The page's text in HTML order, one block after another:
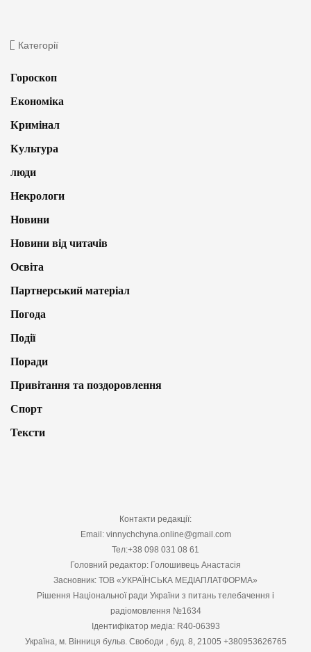
Категорії
Гороскоп
Економіка
Кримінал
Культура
люди
Некрологи
Новини
Новини від читачів
Освіта
Партнерський матеріал
Погода
Події
Поради
Привітання та поздоровлення
Спорт
Тексти
Контакти редакції:
Email: vinnychchyna.online@gmail.com
Тел:+38 098 031 08 61
Головний редактор: Голошивець Анастасія
Засновник: ТОВ «УКРАЇНСЬКА МЕДІАПЛАТФОРМА»
Рішення Національної ради України з питань телебачення і
радіомовлення №1634
Ідентифікатор медіа: R40-06393
Україна, м. Вінниця бульв. Свободи , буд. 8, 21005 +380953626765